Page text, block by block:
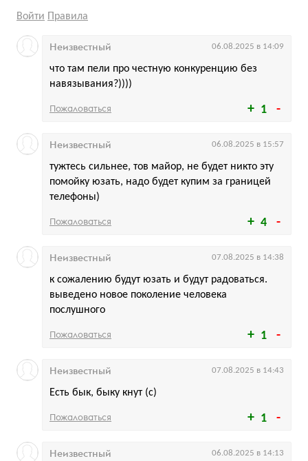
Войти Правила
1
что там пели про честную конкуренцию без
навязывания?))))
Неизвестный 06.08.2025 в 14:09
Пожаловаться
4
тужтесь сильнее, тов майор, не будет никто эту
помойку юзать, надо будет купим за границей
телефоны)
Неизвестный 06.08.2025 в 15:57
Пожаловаться
1
к сожалению будут юзать и будут радоваться.
выведено новое поколение человека
послушного
Неизвестный 07.08.2025 в 14:38
Пожаловаться
1
Есть бык, быку кнут (с)
Неизвестный 07.08.2025 в 14:43
Пожаловаться
Неизвестный 06.08.2025 в 14:13